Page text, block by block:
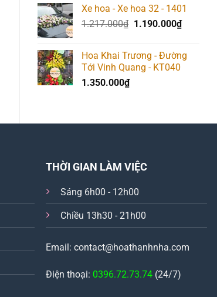
Xe hoa - Xe hoa 32 - 1401
1.217.000₫ Giá
1.217.000₫.
1.190.000₫Giá
là:
Hoa Khai Trương - Đường
Tới Vinh Quang - KT040
1.350.000₫
THỜI GIAN LÀM VIỆC
Sáng 6h00 - 12h00
Chiều 13h30 - 21h00
Email: contact@hoathanhnha.com
Điện thoại: 0396.72.73.74 (24/7)